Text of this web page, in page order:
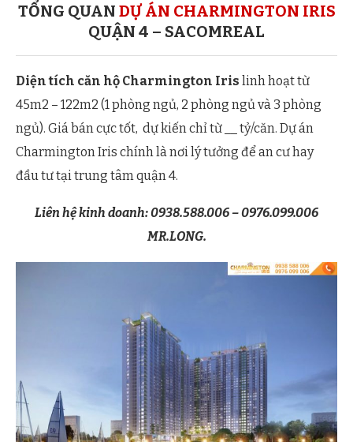
Địa chỉ Email
Số điện thoại
TỔNG QUAN DỰ ÁN CHARMINGTON IRIS
QUẬN 4 – SACOMREAL
Diện tích căn hộ Charmington Iris linh hoạt từ
45m2 – 122m2 (1 phòng ngủ, 2 phòng ngủ và 3 phòng
ngủ). Giá bán cực tốt, dự kiến chỉ từ __ tỷ/căn. Dự án
Charmington Iris chính là nơi lý tưởng để an cư hay
đầu tư tại trung tâm quận 4.
Liên hệ kinh doanh: 0938.588.006 – 0976.099.006
MR.LONG.